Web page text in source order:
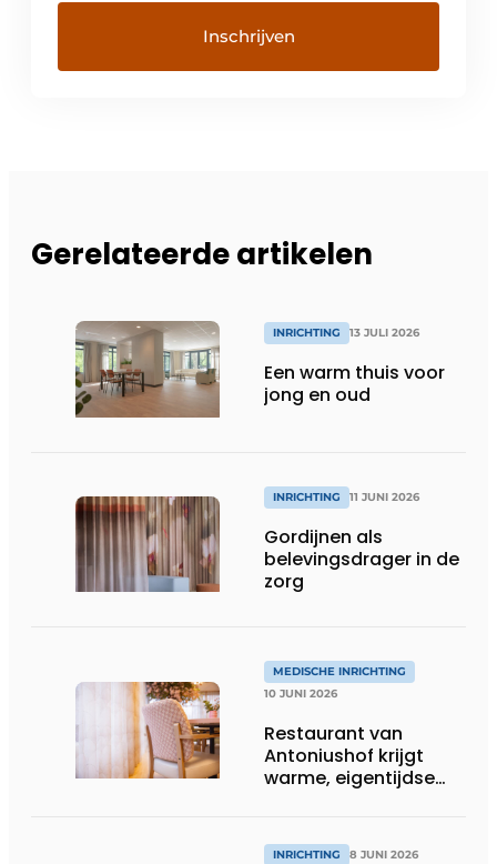
Gerelateerde artikelen
INRICHTING 13 JULI 2026
Een warm thuis voor
jong en oud
INRICHTING 11 JUNI 2026
Gordijnen als
belevingsdrager in de
zorg
MEDISCHE INRICHTING
10 JUNI 2026
Restaurant van
Antoniushof krijgt
warme, eigentijdse
INRICHTING 8 JUNI 2026